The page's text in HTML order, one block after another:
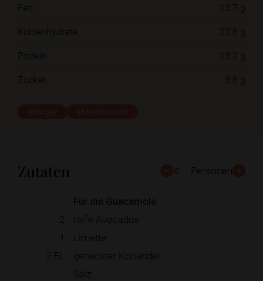
Fett
13.7 g
Kohlenhydrate
22.6 g
Protein
13.2 g
Zucker
3.6 g
Zutaten 4 Personen
Für die Guacamole
2
reife Avocados
1
Limette
2 EL
gehackter Koriander
Salz